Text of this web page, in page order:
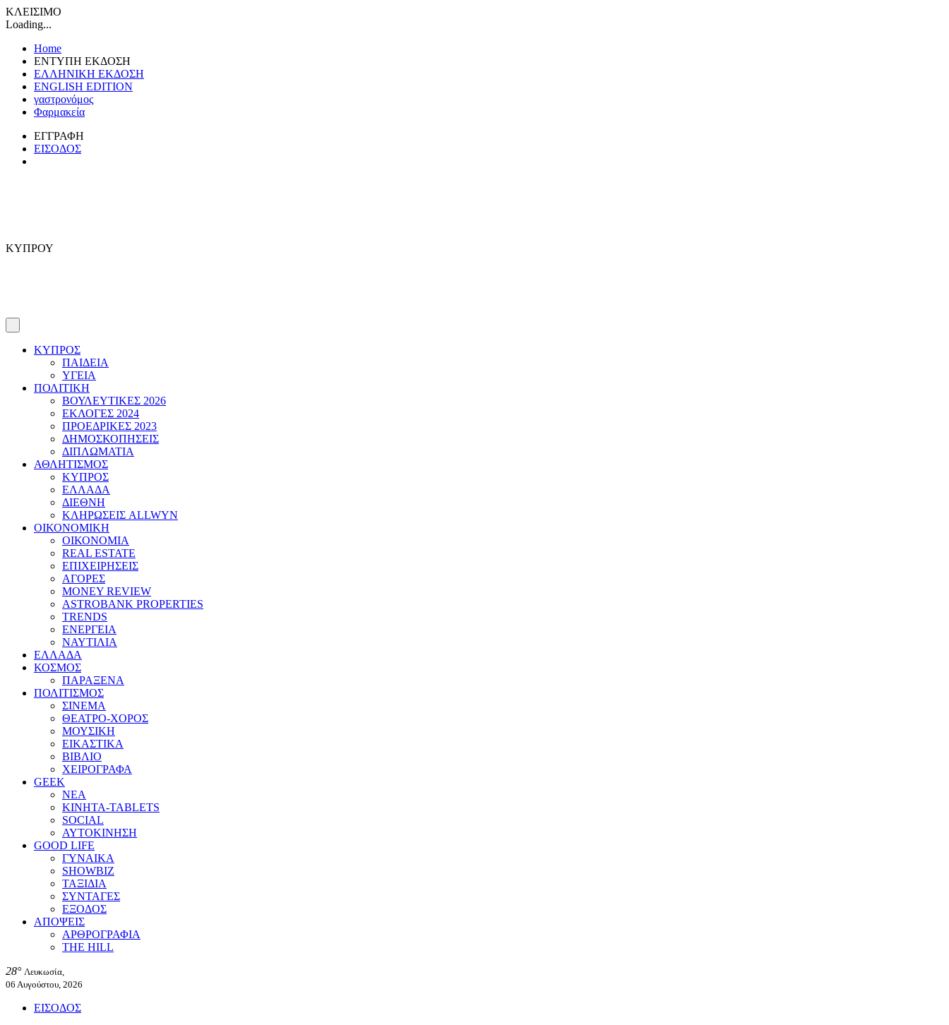
ΚΛΕΙΣΙΜΟ
Loading...
Home
ΕΝΤΥΠΗ ΕΚΔΟΣΗ
ΕΛΛΗΝΙΚΗ ΕΚΔΟΣΗ
ENGLISH EDITION
γαστρονόμος
Φαρμακεία
ΕΓΓΡΑΦΗ
ΕΙΣΟΔΟΣ
ΚΥΠΡΟΥ
ΚΥΠΡΟΣ
ΠΑΙΔΕΙΑ
ΥΓΕΙΑ
ΠΟΛΙΤΙΚΗ
ΒΟΥΛΕΥΤΙΚΕΣ 2026
ΕΚΛΟΓΕΣ 2024
ΠΡΟΕΔΡΙΚΕΣ 2023
ΔΗΜΟΣΚΟΠΗΣΕΙΣ
ΔΙΠΛΩΜΑΤΙΑ
ΑΘΛΗΤΙΣΜΟΣ
ΚΥΠΡΟΣ
ΕΛΛΑΔΑ
ΔΙΕΘΝΗ
ΚΛΗΡΩΣΕΙΣ ALLWYN
ΟΙΚΟΝΟΜΙΚΗ
ΟΙΚΟΝΟΜΙΑ
REAL ESTATE
ΕΠΙΧΕΙΡΗΣΕΙΣ
ΑΓΟΡΕΣ
MONEY REVIEW
ASTROBANK PROPERTIES
TRENDS
ΕΝΕΡΓΕΙΑ
ΝΑΥΤΙΛΙΑ
ΕΛΛΑΔΑ
ΚΟΣΜΟΣ
ΠΑΡΑΞΕΝΑ
ΠΟΛΙΤΙΣΜΟΣ
ΣΙΝΕΜΑ
ΘΕΑΤΡΟ-ΧΟΡΟΣ
ΜΟΥΣΙΚΗ
ΕΙΚΑΣΤΙΚΑ
ΒΙΒΛΙΟ
ΧΕΙΡΟΓΡΑΦΑ
GEEK
ΝΕΑ
ΚΙΝΗΤΑ-TABLETS
SOCIAL
ΑΥΤΟΚΙΝΗΣΗ
GOOD LIFE
ΓΥΝΑΙΚΑ
SHOWBIZ
ΤΑΞΙΔΙΑ
ΣΥΝΤΑΓΕΣ
ΕΞΟΔΟΣ
ΑΠΟΨΕΙΣ
ΑΡΘΡΟΓΡΑΦΙΑ
THE HILL
28° Λευκωσία,
06 Αυγούστου, 2026
ΕΙΣΟΔΟΣ